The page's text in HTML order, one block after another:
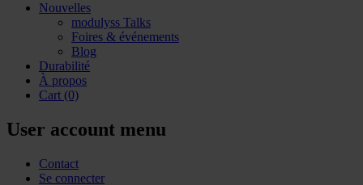
Nouvelles
modulyss Talks
Foires & événements
Blog
Durabilité
À propos
Cart (0)
User account menu
Contact
Se connecter